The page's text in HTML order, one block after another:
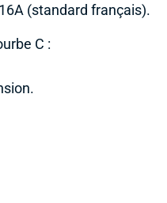
(standard français).
C :